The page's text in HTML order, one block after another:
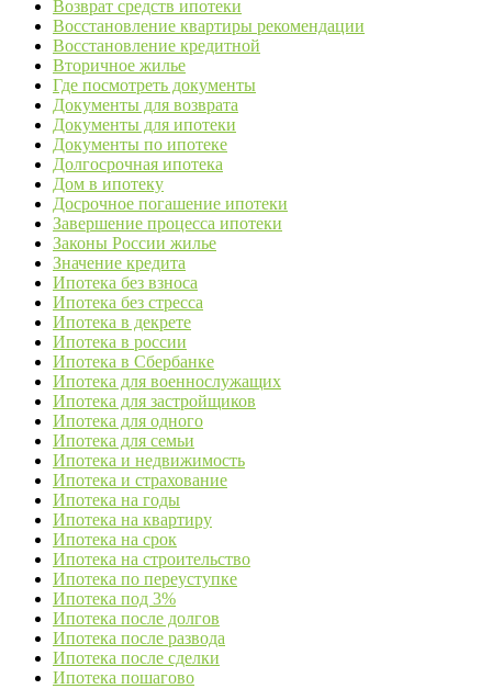
Возврат средств ипотеки
Восстановление квартиры рекомендации
Восстановление кредитной
Вторичное жилье
Где посмотреть документы
Документы для возврата
Документы для ипотеки
Документы по ипотеке
Долгосрочная ипотека
Дом в ипотеку
Досрочное погашение ипотеки
Завершение процесса ипотеки
Законы России жилье
Значение кредита
Ипотека без взноса
Ипотека без стресса
Ипотека в декрете
Ипотека в россии
Ипотека в Сбербанке
Ипотека для военнослужащих
Ипотека для застройщиков
Ипотека для одного
Ипотека для семьи
Ипотека и недвижимость
Ипотека и страхование
Ипотека на годы
Ипотека на квартиру
Ипотека на срок
Ипотека на строительство
Ипотека по переуступке
Ипотека под 3%
Ипотека после долгов
Ипотека после развода
Ипотека после сделки
Ипотека пошагово